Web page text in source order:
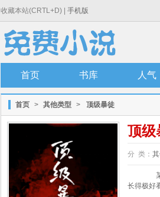
收藏本站(CRTL+D) | 手机版
首页 书库 人气
首页 > 其他类型 > 顶级暴徒
顶级
分 类：
某
长得极好